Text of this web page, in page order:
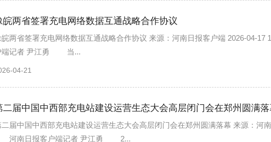
皖两省签署充电网络数据互通战略合作协议
皖两省签署充电网络数据互通战略合作协议 来源：河南日报客户端 2026-04-
端记者 尹江勇 当...
04-21
二届中国中西部充电站建设运营生态大会高层闭门会在郑州圆满落
二届中国中西部充电站建设运营生态大会高层闭门会在郑州圆满落幕 来源：河
南日报客户端记者 尹江勇 2...